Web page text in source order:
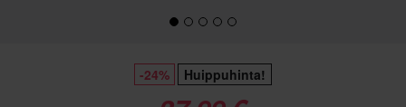
-24% Huippuhinta!